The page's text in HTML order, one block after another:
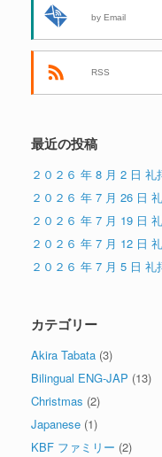
by Email
RSS
最近の投稿
２０２６ 年 8 月 2 日 礼
２０２６ 年 7 月 26 日
２０２６ 年 7 月 19 日
２０２６ 年 7 月 12 日
２０２６ 年 7 月 5 日 礼
カテゴリー
Akira Tabata (3)
Bilingual ENG-JAP (13)
Christmas (2)
Japanese (1)
KBF ファミリー (2)